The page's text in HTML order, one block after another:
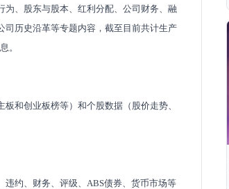
为、股东与股本、红利分配、公司财务、融
司历史沿革等专题内容，截至目前共计生产
。
和创业板榜等）和个股数据（股价走势、
约、财务、评级、ABS债券、货币市场等